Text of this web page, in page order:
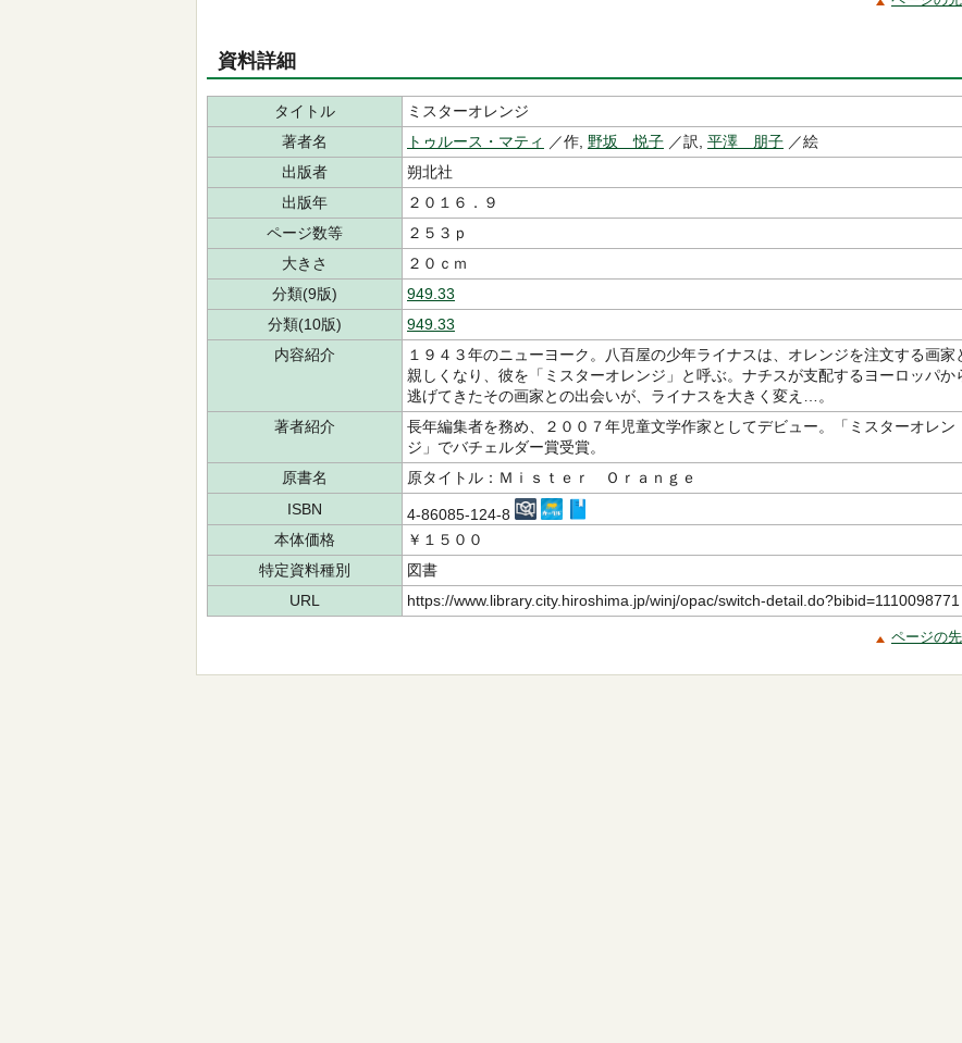
資料詳細
タイトル
ミスターオレンジ
著者名
トゥルース・マティ ／作, 野坂 悦子 ／訳, 平澤 朋子 ／絵
出版者
朔北社
出版年
２０１６．９
ページ数等
２５３ｐ
大きさ
２０ｃｍ
分類(9版)
949.33
分類(10版)
949.33
内容紹介
１９４３年のニューヨーク。八百屋の少年ライナスは、オレンジを注文する画家
親しくなり、彼を「ミスターオレンジ」と呼ぶ。ナチスが支配するヨーロッパか
逃げてきたその画家との出会いが、ライナスを大きく変え…。
著者紹介
長年編集者を務め、２００７年児童文学作家としてデビュー。「ミスターオレン
ジ」でバチェルダー賞受賞。
原書名
原タイトル：Ｍｉｓｔｅｒ Ｏｒａｎｇｅ
ISBN
4-86085-124-8
本体価格
￥１５００
特定資料種別
図書
URL
https://www.library.city.hiroshima.jp/winj/opac/switch-detail.do?bibid=1110098771
ページの